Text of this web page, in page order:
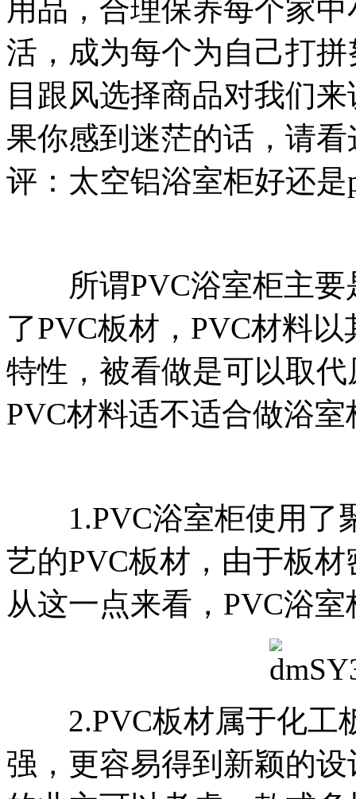
用品，合理保养每个家
活，成为每个为自己打
目跟风选择商品对我们
果你感到迷茫的话，请
评：太空铝浴室柜好还是
所谓PVC浴室柜主要
了PVC板材，PVC材料
特性，被看做是可以取
PVC材料适不适合做浴室
1.PVC浴室柜使用了
艺的PVC板材，由于板
从这一点来看，PVC浴
2.PVC板材属于化工
强，更容易得到新颖的